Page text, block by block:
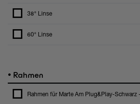
38° Linse
60° Linse
• Rahmen
Rahmen für Marte Am Plug&Play-Schwarz